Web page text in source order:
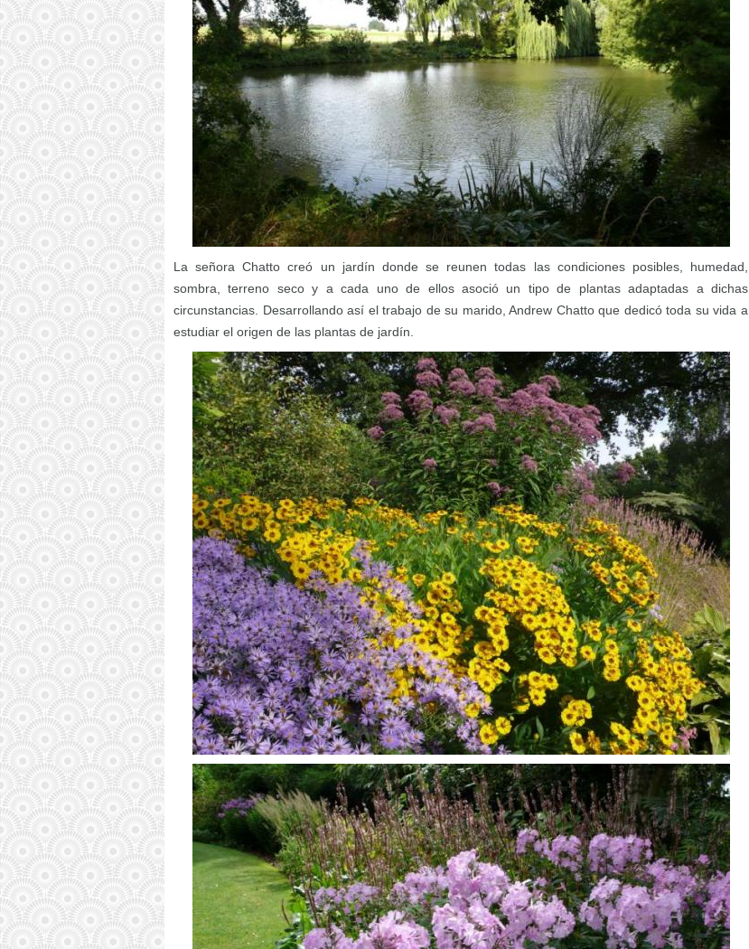
La señora Chatto creó un jardín donde se reunen todas las condiciones posibles, humedad,
sombra, terreno seco y a cada uno de ellos asoció un tipo de plantas adaptadas a dichas
circunstancias. Desarrollando así el trabajo de su marido, Andrew Chatto que dedicó toda su vida a
estudiar el origen de las plantas de jardín.